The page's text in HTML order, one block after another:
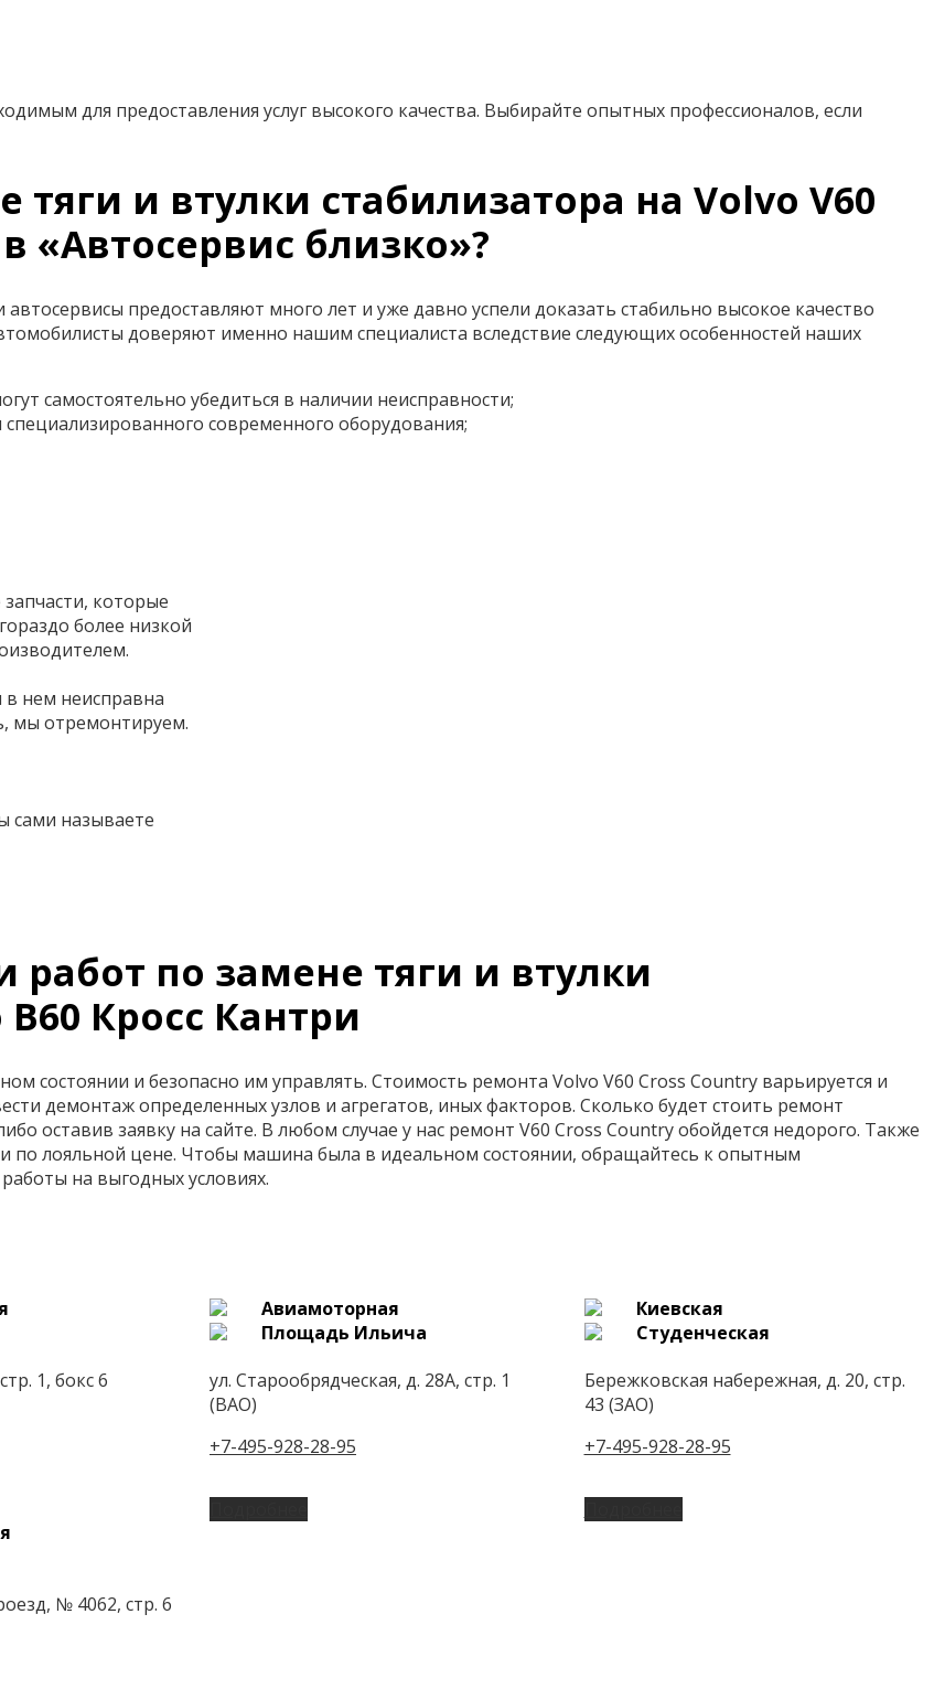
для предоставления услуг высокого качества. Выбирайте опытных профессионалов, если
и втулки стабилизатора на Volvo V60
«Автосервис близко»?
предоставляют много лет и уже давно успели доказать стабильно высокое качество
доверяют именно нашим специалиста вследствие следующих особенностей наших
самостоятельно убедиться в наличии неисправности;
современного оборудования;
которые
более низкой
в нем неисправна
мы отремонтируем.
сами называете
по замене тяги и втулки
Кросс Кантри
состоянии и безопасно им управлять. Стоимость ремонта Volvo V60 Cross Country варьируется и
демонтаж определенных узлов и агрегатов, иных факторов. Сколько будет стоить ремонт
оставив заявку на сайте. В любом случае у нас ремонт V60 Cross Country обойдется недорого. Также
по лояльной цене. Чтобы машина была в идеальном состоянии, обращайтесь к опытным
на выгодных условиях.
1, бокс 6
Авиамоторная
Площадь Ильича
ул. Старообрядческая, д. 28А, стр. 1
(ВАО)
+7-495-928-28-95
Киевская
Студенческая
Бережковская набережная, д. 20, стр.
43 (ЗАО)
+7-495-928-28-95
№ 4062, стр. 6